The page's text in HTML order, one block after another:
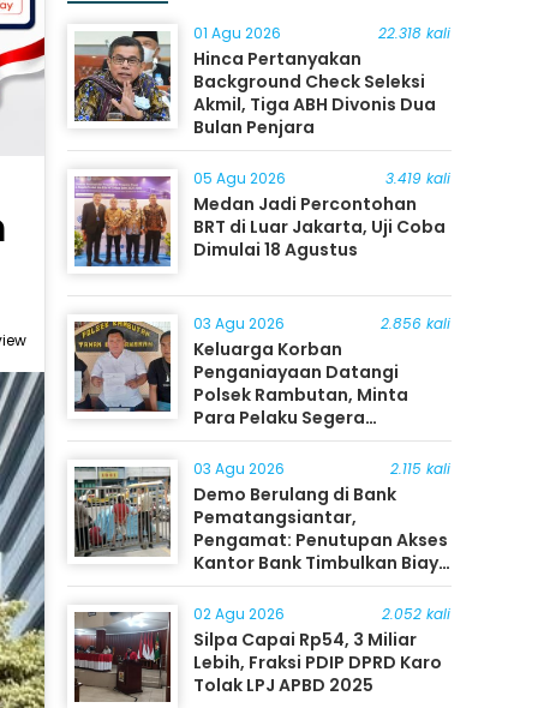
01 Agu 2026 22.318 kali
Hinca Pertanyakan
Background Check Seleksi
Akmil, Tiga ABH Divonis Dua
Bulan Penjara
05 Agu 2026 3.419 kali
Medan Jadi Percontohan
BRT di Luar Jakarta, Uji Coba
Dimulai 18 Agustus
03 Agu 2026 2.856 kali
Keluarga Korban
Penganiayaan Datangi
Polsek Rambutan, Minta
Para Pelaku Segera
Ditangkap
03 Agu 2026 2.115 kali
Demo Berulang di Bank
Pematangsiantar,
Pengamat: Penutupan Akses
Kantor Bank Timbulkan Biaya
Ekonomi bagi Masyarakat
02 Agu 2026 2.052 kali
Silpa Capai Rp54, 3 Miliar
Lebih, Fraksi PDIP DPRD Karo
Tolak LPJ APBD 2025